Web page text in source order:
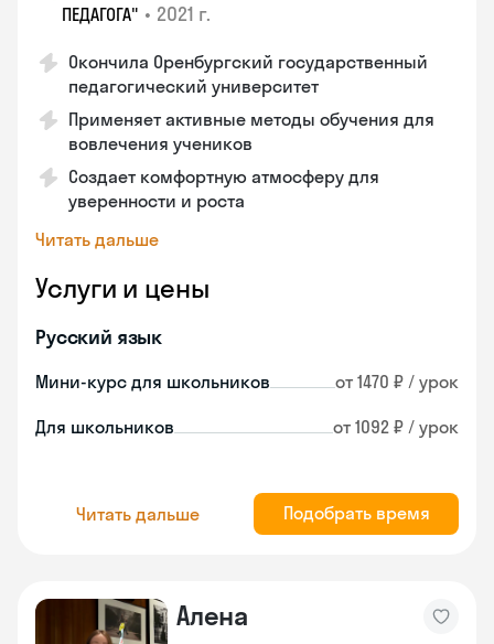
ПЕДАГОГА" • 2021 г.
Окончила Оренбургский государственный
педагогический университет
Применяет активные методы обучения для
вовлечения учеников
Создает комфортную атмосферу для
уверенности и роста
Читать дальше
Услуги и цены
Русский язык
Мини-курс для школьников от 1470 ₽ / урок
Для школьников от 1092 ₽ / урок
Читать дальше Подобрать время
Алена